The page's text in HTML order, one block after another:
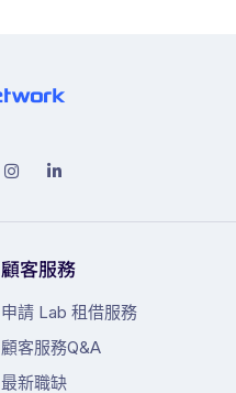
顧客服務
申請 Lab 租借服務
顧客服務Q&A
最新職缺